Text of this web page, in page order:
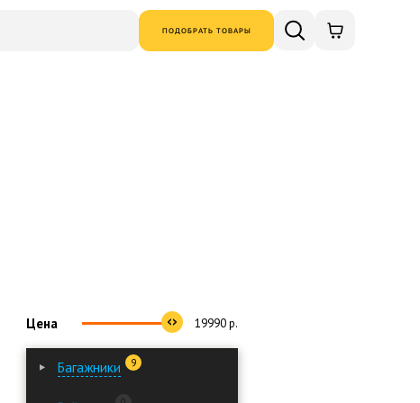
ПОДОБРАТЬ ТОВАРЫ
Цена 19990р.
Багажники 9